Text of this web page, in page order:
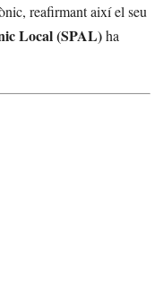
reafirmant així el seu
Local (SPAL)ha